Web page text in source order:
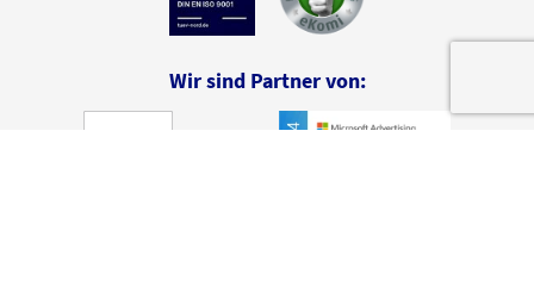
Wir sind Partner von: